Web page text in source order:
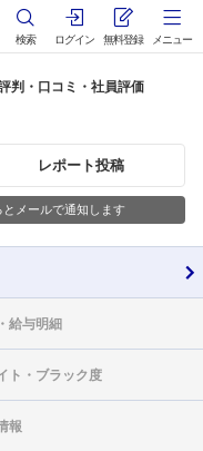
検索 ログイン 無料登録 メニュー
判・口コミ・社員評価
レポート投稿
メールで通知します
給与明細
ト・ ブラック度
報